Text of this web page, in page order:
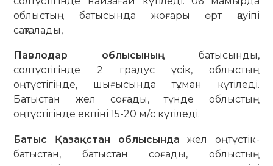
облыстың батысында жоғары өрт қауіпі
сақталады,
Павлодар облысының батысынды,
солтүстігінде 2 градус үсік, облыстың
оңтүстігінде, шығысында тұман күтіледі.
Батыстан жел соғады, түнде облыстың
оңтүстігінде екпіні 15-20 м/с күтіледі.
Батыс Қазақстан облысында жел оңтүстік-
батыстан, батыстан соғады, облыстың